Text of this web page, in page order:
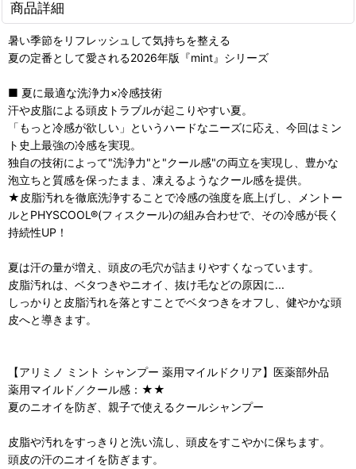
商品詳細
暑い季節をリフレッシュして気持ちを整える
夏の定番として愛される2026年版『mint』シリーズ
■ 夏に最適な洗浄力×冷感技術
汗や皮脂による頭皮トラブルが起こりやすい夏。
「もっと冷感が欲しい」というハードなニーズに応え、今回はミン
ト史上最強の冷感を実現。
独自の技術によって"洗浄力"と"クール感"の両立を実現し、豊かな
泡立ちと質感を保ったまま、凍えるようなクール感を提供。
★皮脂汚れを徹底洗浄することで冷感の強度を底上げし、メントー
ルとPHYSCOOL®(フィスクール)の組み合わせで、その冷感が長く
持続性UP！
夏は汗の量が増え、頭皮の毛穴が詰まりやすくなっています。
皮脂汚れは、ベタつきやニオイ、抜け毛などの原因に...
しっかりと皮脂汚れを落とすことでベタつきをオフし、健やかな頭
皮へと導きます。
【アリミノ ミント シャンプー 薬用マイルドクリア】医薬部外品
薬用マイルド／クール感：★★
夏のニオイを防ぎ、親子で使えるクールシャンプー
皮脂や汚れをすっきりと洗い流し、頭皮をすこやかに保ちます。
頭皮の汗のニオイを防ぎます。